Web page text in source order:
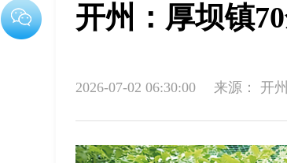
开州：厚坝镇
2026-07-02 06:30:00 来源： 开